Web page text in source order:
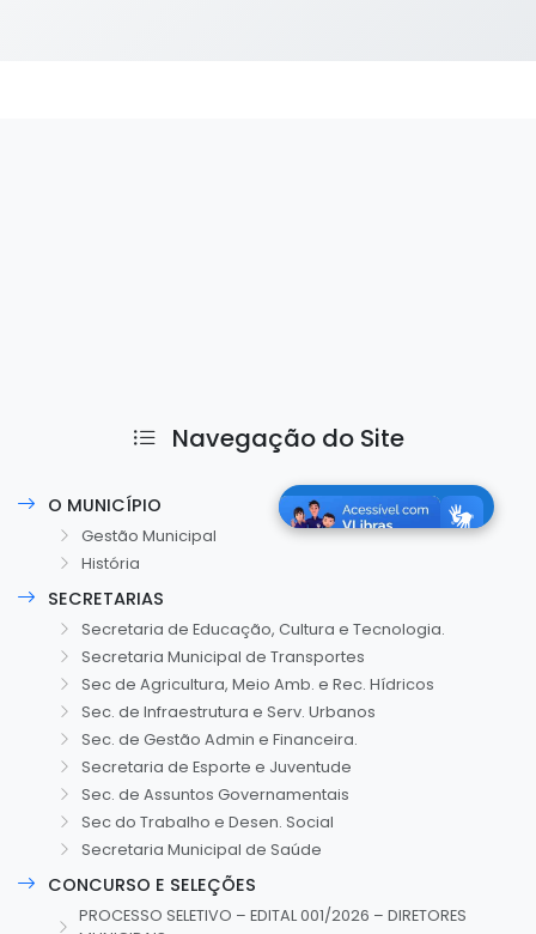
Navegação do Site
O MUNICÍPIO
Gestão Municipal
História
SECRETARIAS
Secretaria de Educação, Cultura e Tecnologia.
Secretaria Municipal de Transportes
Sec de Agricultura, Meio Amb. e Rec. Hídricos
Sec. de Infraestrutura e Serv. Urbanos
Sec. de Gestão Admin e Financeira.
Secretaria de Esporte e Juventude
Sec. de Assuntos Governamentais
Sec do Trabalho e Desen. Social
Secretaria Municipal de Saúde
CONCURSO E SELEÇÕES
PROCESSO SELETIVO – EDITAL 001/2026 – DIRETORES